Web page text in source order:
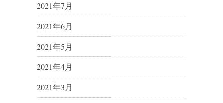
2021年7月
2021年6月
2021年5月
2021年4月
2021年3月